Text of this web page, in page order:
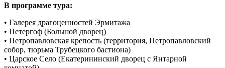
В программе тура:
• Галерея драгоценностей Эрмитажа
• Петергоф (Большой дворец)
• Петропавловская крепость (территория, Петропавловский
собор, тюрьма Трубецкого бастиона)
• Царское Село (Екатерининский дворец с Янтарной